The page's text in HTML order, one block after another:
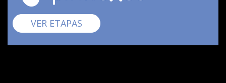
VER ETAPAS Pirinexus